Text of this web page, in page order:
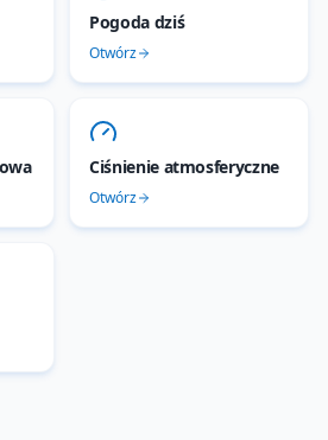
Pogoda dziś
Otwórz
Ciśnienie atmosferyczne
Otwórz